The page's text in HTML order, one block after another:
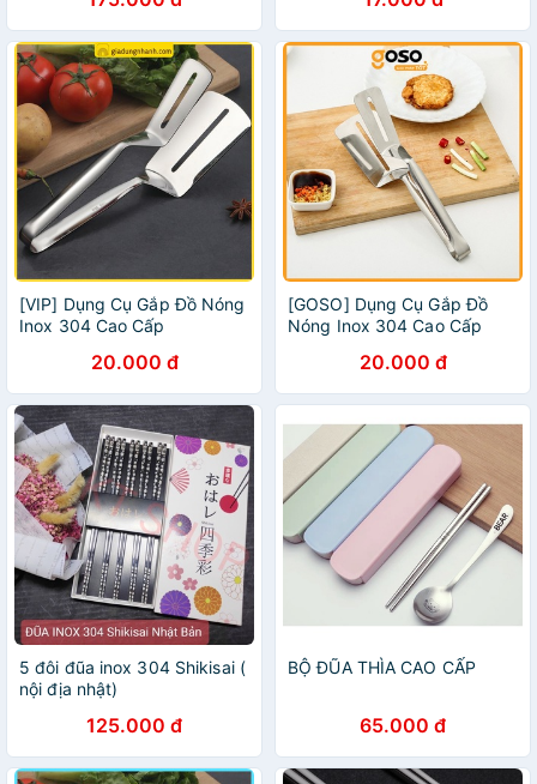
[VIP] Dụng Cụ Gắp Đồ Nóng
Inox 304 Cao Cấp
20.000 đ
[GOSO] Dụng Cụ Gắp Đồ
Nóng Inox 304 Cao Cấp
20.000 đ
5 đôi đũa inox 304 Shikisai (
nội địa nhật)
125.000 đ
BỘ ĐŨA THÌA CAO CẤP
65.000 đ